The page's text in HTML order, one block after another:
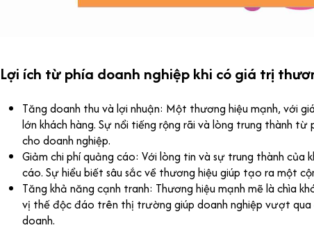
Lợi ích từ phía doanh nghiệp khi có giá trị
Tăng doanh thu và lợi nhuận: Một thương hiệu mạnh, với
lớn khách hàng. Sự nổi tiếng rộng rãi và lòng trung thành
cho doanh nghiệp.
Giảm chi phí quảng cáo: Với lòng tin và sự trung thành của
cáo. Sự hiểu biết sâu sắc về thương hiệu giúp tạo ra một
Tăng khả năng cạnh tranh: Thương hiệu mạnh mẽ là chìa
vị thế độc đáo trên thị trường giúp doanh nghiệp vượt
doanh.